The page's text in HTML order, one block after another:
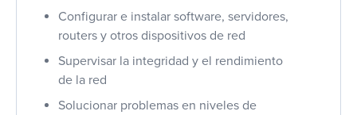
Configurar e instalar software, servidores,
routers y otros dispositivos de red
Supervisar la integridad y el rendimiento
de la red
Solucionar problemas en niveles de